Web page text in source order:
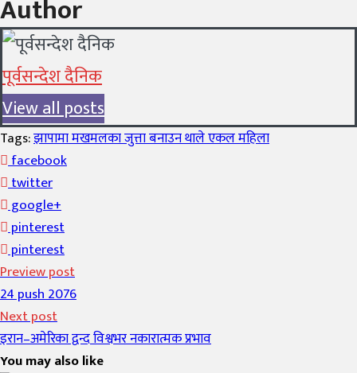
Author
पूर्वसन्देश दैनिक
View all posts
Tags:झापामा मखमलका जुत्ता बनाउन थाले एकल महिला
facebook
twitter
google+
pinterest
pinterest
Preview post
24 push 2076
Next post
इरान–अमेरिका द्वन्द विश्वभर नकारात्मक प्रभाव
You may also like